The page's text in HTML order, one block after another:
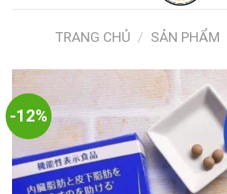
TRANG CHỦ / SẢN PHẨM
-12%